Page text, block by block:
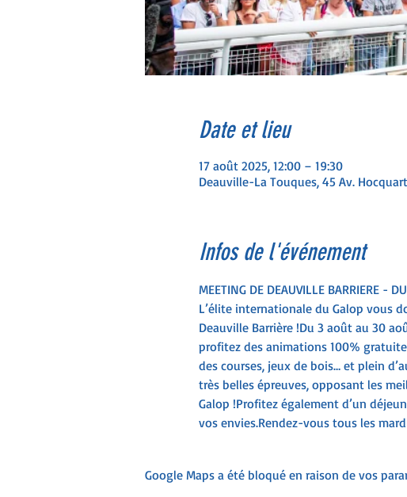
Date et lieu
17 août 2025, 12:00 – 19:30
Deauville-La Touques, 45 Av.
Infos de l'événement
MEETING DE DEAUVILLE BARRIERE -
L’élite internationale du Galop vous
Deauville Barrière !Du 3 août au 30
profitez des animations 100%
des courses, jeux de bois… et plein
très belles épreuves, opposant les
Galop !Profitez également d’un
vos envies.Rendez-vous tous les
Google Maps a été bloqué en raison de vos